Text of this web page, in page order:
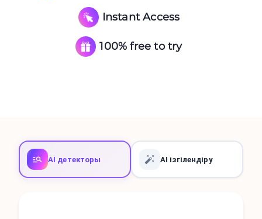
Instant Access
100% free to try
AI детекторы AI ізгілендіру